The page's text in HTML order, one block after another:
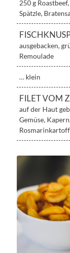
250 g
Spätzle,
ausgebacken,
Remoulade
… klein
FILET VOM
auf der Haut
Gemüse,